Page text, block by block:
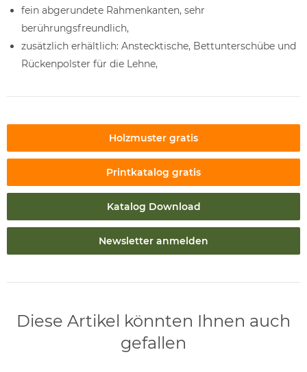
fein abgerundete Rahmenkanten, sehr
berührungsfreundlich,
zusätzlich erhältlich: Anstecktische, Bettunterschübe und
Rückenpolster für die Lehne,
Holzmuster gratis
Printkatalog gratis
Katalog Download
Newsletter anmelden
Diese Artikel könnten Ihnen auch
gefallen